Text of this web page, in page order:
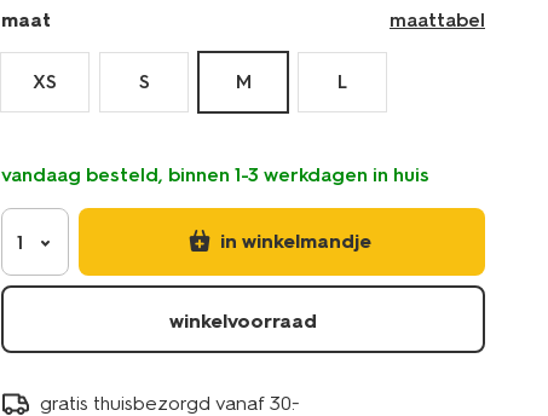
maat maattabel
XS S M L
vandaag besteld, binnen 1-3 werkdagen in huis
1 in winkelmandje
winkelvoorraad
gratis thuisbezorgd vanaf 30.-